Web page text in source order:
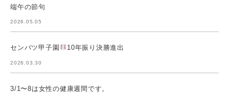
端午の節句
2026.05.05
センバツ甲子園 10年振り決勝進出
2026.03.30
3/1〜8は女性の健康週間です。